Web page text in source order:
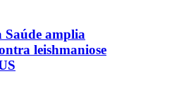
amplia
leishmaniose